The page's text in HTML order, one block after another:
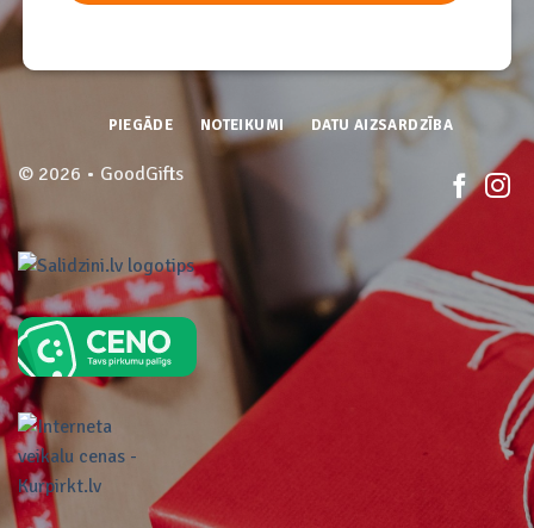
© 2026 • GoodGifts
PIEGĀDE NOTEIKUMI DATU AIZSARDZĪBA